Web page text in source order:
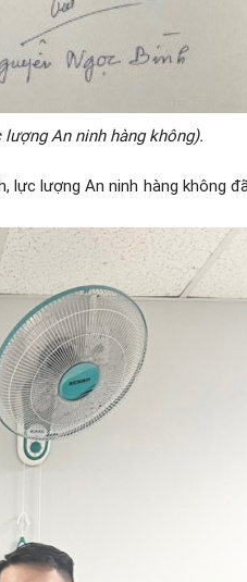
An ninh hàng không).
lực lượng An ninh hàng không